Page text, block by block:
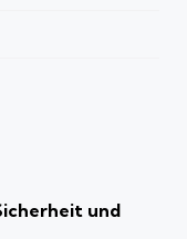
und